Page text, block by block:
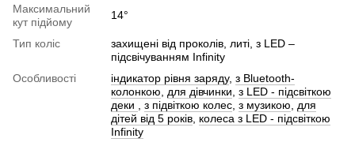
Максимальний
кут підйому
14°
Тип коліс
захищені від проколів, литі, з LED –
підсвічуванням Infinity
Особливості
індикатор рівня заряду, з Bluetooth-
колонкою, для дівчинки, з LED - підсвіткою
деки , з підвіткою колес, з музикою, для
дітей від 5 років, колеса з LED - підсвіткою
Infinity